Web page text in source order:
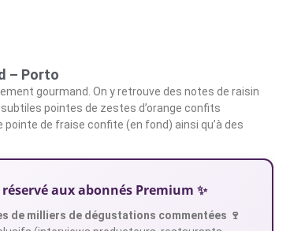
– Porto
gourmand. On y retrouve des notes de raisin
pointes de zestes d’orange confits
de fraise confite (en fond) ainsi qu’à des
aux abonnés Premium ✨
de milliers de dégustations commentées 🍷